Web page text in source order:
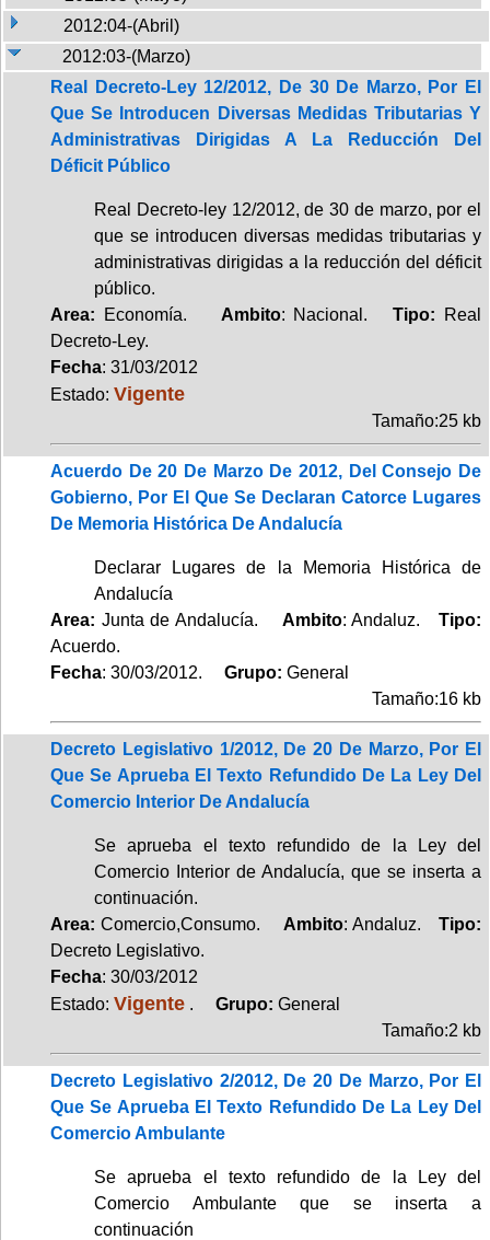
2012:04-(Abril)
2012:03-(Marzo)
Real Decreto-Ley 12/2012, De 30 De Marzo, Por El
Que Se Introducen Diversas Medidas Tributarias Y
Administrativas Dirigidas A La Reducción Del
Déficit Público
Real Decreto-ley 12/2012, de 30 de marzo, por el
que se introducen diversas medidas tributarias y
administrativas dirigidas a la reducción del déficit
público.
Area: Economía. Ambito: Nacional.Tipo:
Real
Decreto-Ley.
Fecha: 31/03/2012
Estado: Vigente
Tamaño:25 kb
Acuerdo De 20 De Marzo De 2012, Del Consejo De
Gobierno, Por El Que Se Declaran Catorce Lugares
De Memoria Histórica De Andalucía
Declarar Lugares de la Memoria Histórica de
Andalucía
Area: Junta de Andalucía. Ambito: Andaluz.Tipo:
Acuerdo.
Fecha: 30/03/2012. Grupo: General
Tamaño:16 kb
Decreto Legislativo 1/2012, De 20 De Marzo, Por El
Que Se Aprueba El Texto Refundido De La Ley Del
Comercio Interior De Andalucía
Se aprueba el texto refundido de la Ley del
Comercio Interior de Andalucía, que se inserta a
continuación.
Area: Comercio,Consumo. Ambito: Andaluz.Tipo:
Decreto Legislativo.
Fecha: 30/03/2012
Estado: Vigente . Grupo: General
Tamaño:2 kb
Decreto Legislativo 2/2012, De 20 De Marzo, Por El
Que Se Aprueba El Texto Refundido De La Ley Del
Comercio Ambulante
Se aprueba el texto refundido de la Ley del
Comercio Ambulante que se inserta a
continuación